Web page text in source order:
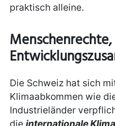
praktisch alleine.
Die Schweiz hat sich
Klimaabkommen wie
Industrieländer
die internationale